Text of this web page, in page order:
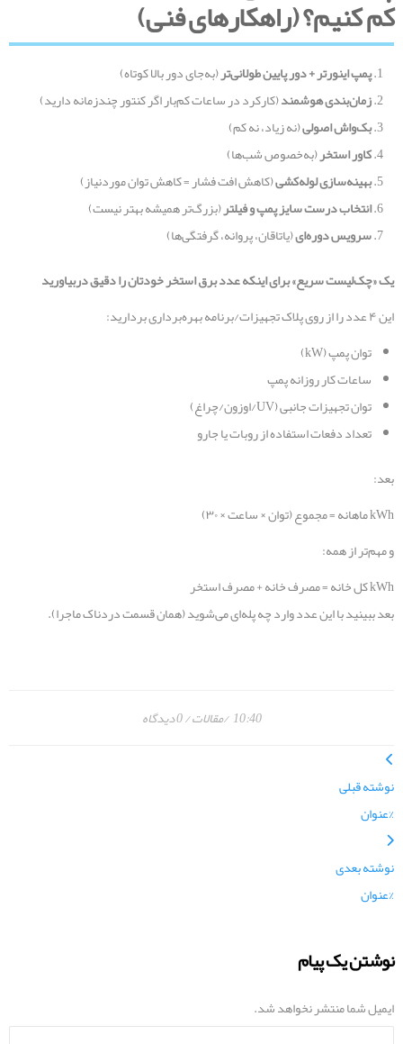
کم کنیم؟ (راهکارهای فنی)
پمپ اینورتر + دور پایین طولانی‌تر(به‌جای دور بالا کوتاه)
زمان‌بندی هوشمند(کارکرد در ساعات کم‌بار اگر کنتور چندزمانه دارید)
بک‌واش اصولی(نه زیاد، نه کم)
کاور استخر(به‌خصوص شب‌ها)
بهینه‌سازی لوله‌کشی(کاهش افت فشار = کاهش توان موردنیاز)
انتخاب درست سایز پمپ و فیلتر(بزرگ‌تر همیشه بهتر نیست)
سرویس دوره‌ای(یاتاقان، پروانه، گرفتگی‌ها)
یک «چک‌لیست سریع» برای اینکه عدد برق استخر خودتان را دقیق دربیاورید
این ۴ عدد را از روی پلاک تجهیزات/برنامه بهره‌برداری بردارید:
توان پمپ (kW)
ساعات کار روزانه پمپ
توان تجهیزات جانبی (UV/اوزون/چراغ)
تعداد دفعات استفاده از روبات یا جارو
بعد:
kWh ماهانه = مجموع (توان × ساعت × ۳۰)
و مهم‌تر از همه:
kWh کل خانه = مصرف خانه + مصرف استخر
بعد ببینید با این عدد وارد چه پله‌ای می‌شوید (همان قسمت دردناک ماجرا).
10:40 مقالات 0 دیدگاه
نوشته قبلی
%عنوان
نوشته بعدی
%عنوان
نوشتن یک پیام
ایمیل شما منتشر نخواهد شد.